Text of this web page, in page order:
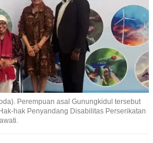
Perempuan asal Gunungkidul tersebut
hak Penyandang Disabilitas Perserikatan